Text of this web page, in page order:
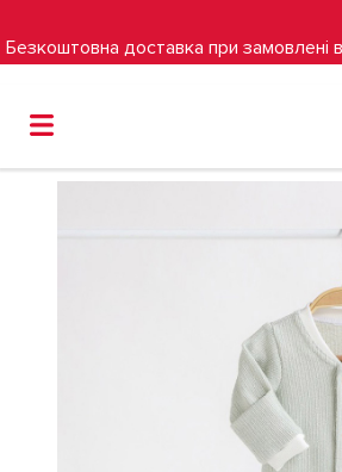
Безкоштовна доставка при замовлені